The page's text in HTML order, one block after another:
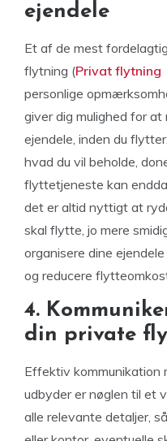
ejendele
Et af de mest
flytning (Privat flytning
personlige
giver dig mulighed for at
ejendele, inden du
hvad du vil beholde,
flyttetjeneste kan
det er altid nyttigt at
skal flytte, jo mere
organisere dine
og reducere
4.
din private
Effektiv kommunikation
udbyder er nøglen til et
alle relevante detaljer,